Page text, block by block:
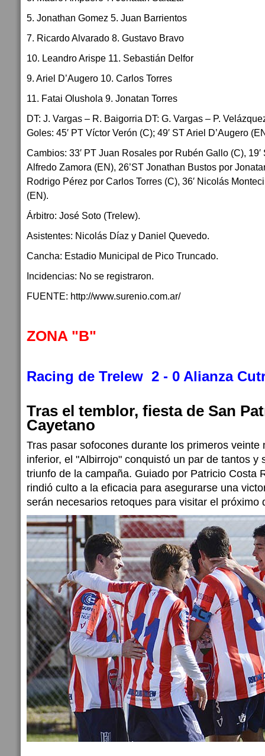
5. Jonathan Gomez 5. Juan Barrientos
7. Ricardo Alvarado 8. Gustavo Bravo
10. Leandro Arispe 11. Sebastián Delfor
9. Ariel D’Augero 10. Carlos Torres
11. Fatai Olushola 9. Jonatan Torres
DT: J. Vargas – R. Baigorria DT: G. Vargas – P.
Goles: 45′ PT Víctor Verón (C); 49′ ST Ariel D’Augero
Cambios: 33′ PT Juan Rosales por Rubén Gallo (C),
Alfredo Zamora (EN), 26’ST Jonathan Bustos por
Rodrigo Pérez por Carlos Torres (C), 36′ Nicolás
(EN).
Árbitro: José Soto (Trelew).
Asistentes: Nicolás Díaz y Daniel Quevedo.
Cancha: Estadio Municipal de Pico Truncado.
Incidencias: No se registraron.
FUENTE: http://www.surenio.com.ar/
ZONA "B"
Racing de Trelew 2 - 0 Alianza
Tras el temblor, fiesta de San
Cayetano
Tras pasar sofocones durante los primeros veinte
inferior, el "Albirrojo" conquistó un par de tantos y
triunfo de la campaña. Guiado por Patricio Costa
rindió culto a la eficacia para asegurarse una
serán necesarios retoques para visitar el próximo